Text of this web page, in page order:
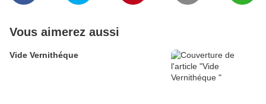
Vous aimerez aussi
Vide Vernithéque